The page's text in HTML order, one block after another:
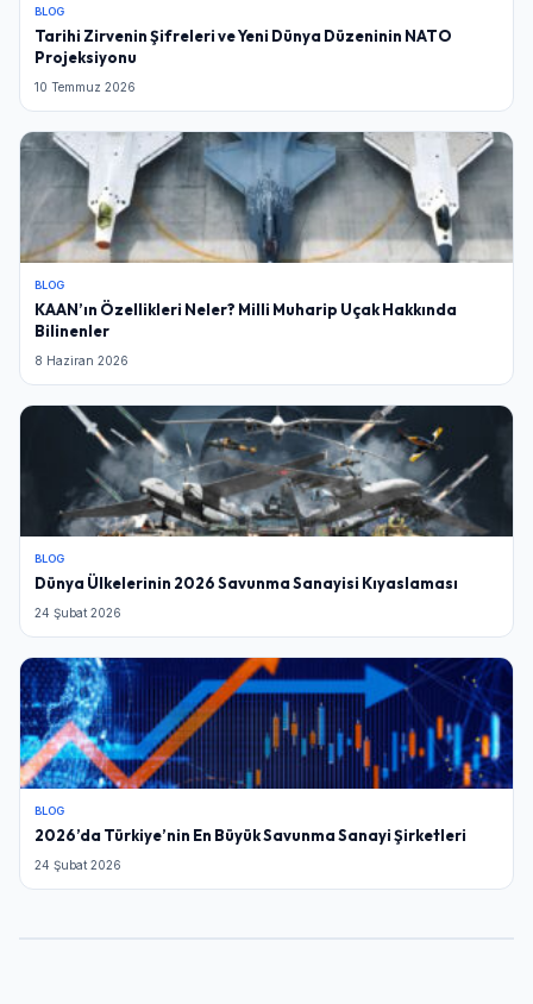
BLOG
Tarihi Zirvenin Şifreleri ve Yeni Dünya Düzeninin NATO
Projeksiyonu
10 Temmuz 2026
BLOG
KAAN’ın Özellikleri Neler? Milli Muharip Uçak Hakkında
Bilinenler
8 Haziran 2026
BLOG
Dünya Ülkelerinin 2026 Savunma Sanayisi Kıyaslaması
24 Şubat 2026
BLOG
2026’da Türkiye’nin En Büyük Savunma Sanayi Şirketleri
24 Şubat 2026
Giriş Yap